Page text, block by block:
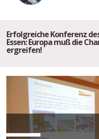
Erfolgreiche Konferenz
Essen: Europa muß die
ergreifen!